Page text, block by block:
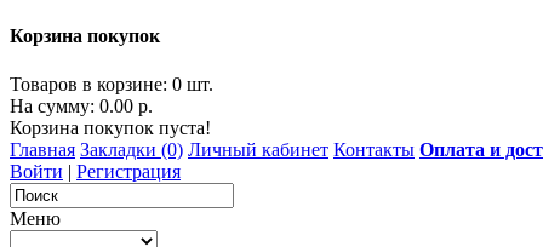
Корзина покупок
Товаров в корзине: 0 шт.
На сумму: 0.00 р.
Корзина покупок пуста!
Главная Закладки (0) Личный кабинет Контакты Оплата и
Войти | Регистрация
Меню